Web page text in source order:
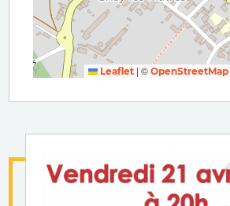
Leaflet | ©OpenStreetMap